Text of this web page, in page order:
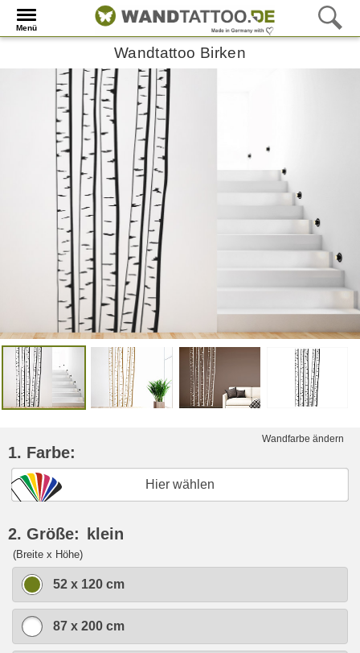
Menü
Wandtattoo Birken
Wandfarbe ändern
1. Farbe:
Hier wählen
2. Größe: klein
(Breite x Höhe)
52 x 120 cm
87 x 200 cm